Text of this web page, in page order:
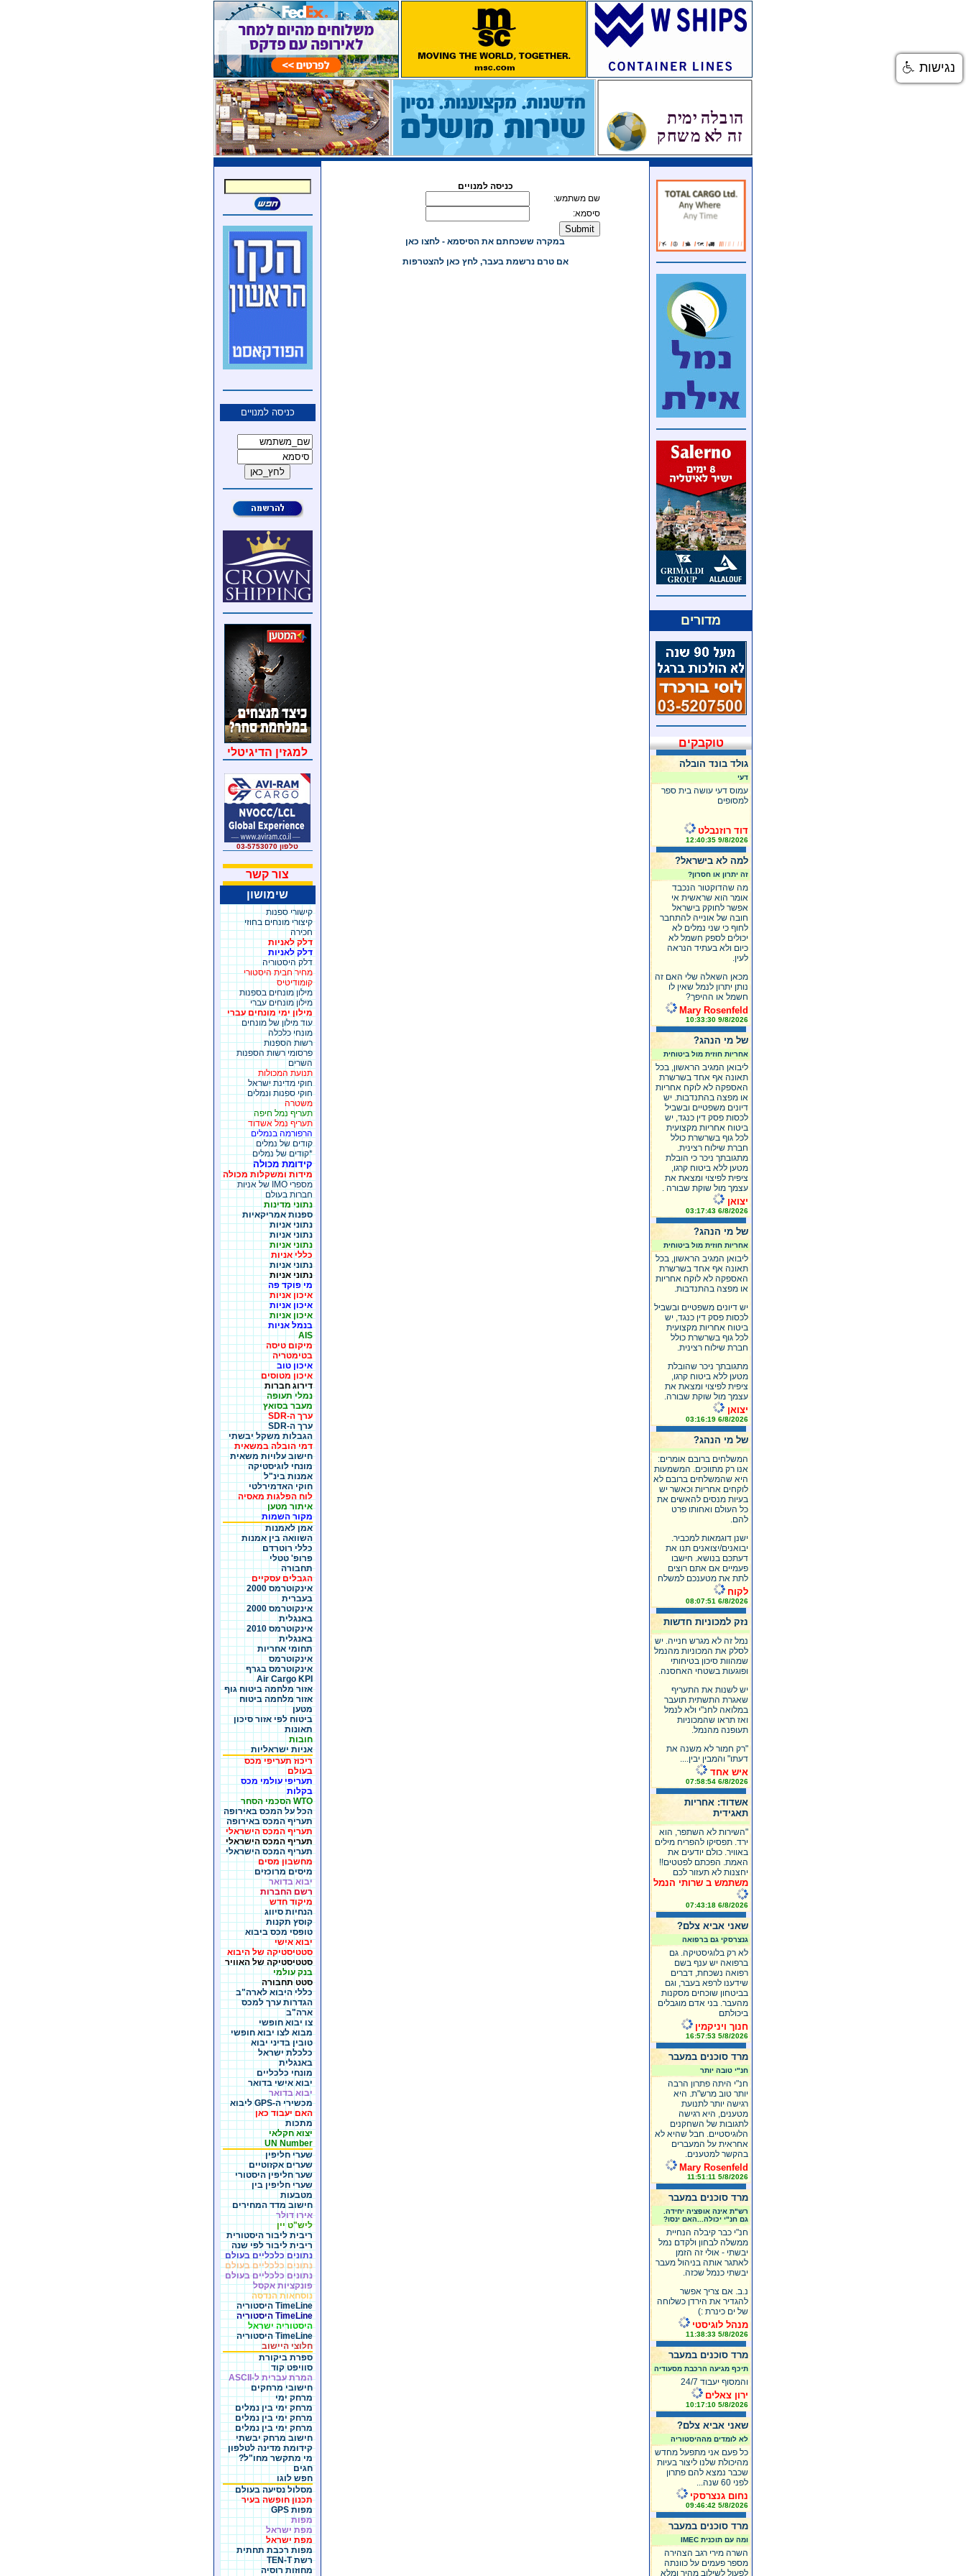
מדורים
טוקבקים
גולד בונד הובלה
דעי
עמוס דעי עושה בית ספר
למסופים
דוד רוזנבלט
9/8/2026 12:40:35
למה לא בישראל?
זה יתרון או חסרון?
מה שהדוקטור הנכבד
אומר הוא שראשית אי
אפשר לחוקק בישראל
חובה של אונייה להתחבר
לחוף כי שני נמלים לא
יכולים לספק חשמל לא
כיום ולא בעתיד הנראה
לעין.
מכאן השאלה שלי האם זה
נותן יתרון לנמל שאין לו
חשמל או ההיפך?
Mary Rosenfeld
9/8/2026 10:33:30
של מי הנהג?
אחריות חוזית מול ביטוחית
ליבואן המגיב הראשון, בכל
תאונה אף אחד בשרשרת
האספקה לא לוקח אחריות
או מפצה בהתנדבות. יש
דיונים משפטיים ובשביל
לכסות פסק דין כנגד, יש
ביטוח אחריות מקצועית
לכל גוף בשרשרת כולל
חברת שילוח רצינית.
מתגובתך ניכר כי הובלת
מטען ללא ביטוח קרגו,
ציפית לפיצוי ומצאת את
עצמך מול שוקת שבורה .
יצואן
6/8/2026 03:17:43
של מי הנהג?
אחריות חוזית מול ביטוחית
ליבואן המגיב הראשון, בכל
תאונה אף אחד בשרשרת
האספקה לא לוקח אחריות
או מפצה בהתנדבות.
יש דיונים משפטיים ובשביל
לכסות פסק דין כנגד, יש
ביטוח אחריות מקצועית
לכל גוף בשרשרת כולל
חברת שילוח רצינית.
מתגובתך ניכר שהובלת
מטען ללא ביטוח קרגו,
ציפית לפיצוי ומצאת את
עצמך מול שוקת שבורה.
יצואן
6/8/2026 03:16:19
של מי הנהג?
המשלחים ברובם אומרים:
אנו רק מתווכים. המשמעות
היא שהמשלחים ברובם לא
לוקחים אחריות וכאשר יש
בעיות מנסים להאשים את
כל העולם ואחותו פרט
להם.
ישנן דוגמאות למכביר.
יבואנים/יצואנים תנו את
דעתכם בנושא. חישבו
פעמיים אם אתם רוצים
לתת את מטענכם למשלח
לקוח
6/8/2026 08:07:51
נזק למכוניות חדשות
נמל זה לא מגרש חנייה. יש
לסלק את המכוניות מהנמל
שמהוות סיכון בטיחותי
ופוגעות בשטחי האחסנה.
יש לשנות את התעריף
שאגרת התשתית תועבר
במלואה לחנ"י ולא לנמל
ואז תראו שהמכוניות
תעופנה מהנמל.
"רק חמור לא משנה את
דעתו" והמבין יבין....
איש אחד
6/8/2026 07:58:54
אשדוד: אחריות
תאגידית
"השירות לא השתפר, הוא
ירד. תפסיקו להפריח מילים
באוויר. כולם יודעים את
האמת. הפכתם לפטטים!!
יחצנות לא תעזור לכם
משתמש ב שרותי הנמל
6/8/2026 07:43:18
שאני אביא צלם?
גנצרסקי גם ברפואה
לא רק בלוגיסטיקה. גם
ברפואה יש ענף בשם
רפואה נשכחת, דברים
שידענו לרפא בעבר, וגם
בביטחון שוכחים מסקנות
מהעבר. בני אדם מוגבלים
ביכולתם
חנוך ויניקמין
5/8/2026 16:57:53
מרד סוכנים במעבר
חנ"י טובה יותר
חנ"י היתה פתרון הרבה
יותר טוב מרש"ת. היא
רגישה יותר לתנועת
מטענים, היא רגישה
לתגובות של השחקנים
הלוגיסטיים. חבל שהיא לא
אחראית על המעברים
בהקשר למטענים.
Mary Rosenfeld
5/8/2026 11:51:11
מרד סוכנים במעבר
רש"ת אינה אופציה יחידה.
גם חנ"י יכולה...האם ינסו?
חנ"י כבר קיבלה הנחיית
ממשלה לבחון ולקדם נמל
יבשתי - אולי זה הזמן
לאתגר אותה בניהול מעבר
יבשתי כנמל שכזה.
נ.ב. אם צריך אפשר
להגדיר את הירדן כשלוחה
של ים כינרת :)
מנהל לוגיסטי
5/8/2026 11:38:33
מרד סוכנים במעבר
תיכף מגיעה הרכבת מסעודיה
והמסוף יעבוד 24/7
ירון צאלים
5/8/2026 10:17:10
שאני אביא צלם?
לא לומדים מההיסטוריה
כל פעם אני מתפעל מחדש
מהיכולת שלנו ליצור בעיות
שכבר נמצא להם פתרון
לפני 60 שנה...
נחום גנצרסקי
5/8/2026 09:46:42
מרד סוכנים במעבר
ומה עם תוכנית IMEC
השרה מירי רגב הצהירה
מספר פעמים על כוונתה
לפעול לשילוב מהיר ומלא
כניסה למנויים
שם משתמש:
סיסמא:
במקרה ששכחתם את הסיסמא - לחצו כאן
אם טרם נרשמת בעבר, לחץ כאן להצטרפות
כניסה למנויים
למגזין הדיגיטלי
טלפון 03-5753070
צור קשר
שימושון
קישורי ספנות
קיצורי מונחים בחוזי
חכירה
דלק לאניות
דלק לאניות
דלק היסטוריה
מחיר חבית היסטורי
קומודיטיס
מילון מונחים בספנות
מילון מונחים עברי
מילון ימי מונחים עברי
עוד מילון של מונחים
מונחי כלכלה
רשות הספנות
פרסומי רשות הספנות
השרים
תנועת המכולות
חוקי מדינת ישראל
חוקי ספנות ונמלים
משטרה
תעריף נמל חיפה
תעריף נמל אשדוד
הרפורמה בנמלים
קודים של נמלים
*קודים של נמלים
קידומת מכולה
מידות ומשקלות מכולה
מספרי IMO של אניות
חברות בעולם
נתוני מדינות
ספנות אמריקאיות
נתוני אניות
נתוני אניות
נתוני אניות
כללי אניות
נתוני אניות
נתוני אניות
מי פוקד פה
איכון אניות
איכון אניות
איכון אניות
בנמל אניות
AIS
מיקום טיסה
בטימטריה
איכון טוב
איכון מטוסים
דירוג חברות
נמלי תעופה
מעבר בסואץ
ערך ה-SDR
ערך ה-SDR
הגבלות משקל יבשתי
דמי הובלה במשאית
חישוב עלויות משאית
מונחי לוגיסטיקה
אמנות בינ"ל
חוקי האדמירלטי
לוח הפלגות מאסיה
איתור מטען
מקור השמות
אמן לאמנות
השוואה בין אמנות
כללי רוטרדם
פרופ' טטלי
תחבורה
הגבלים עסקיים
אינקוטרמס 2000
בעברית
אינקוטרמס 2000
באנגלית
אינקוטרמס 2010
באנגלית
תחומי אחריות
אינקוטרמס
אינקוטרמס בגרף
Air Cargo KPI
אזור מלחמה ביטוח גוף
אזור מלחמה ביטוח
מטען
ביטוח לפי אזור סיכון
תאונות
חובות
אניות ישראליות
ריכוז תעריפי מכס
בעולם
תעריפי עולמי מכס
בקלות
WTO הסכמי הסחר
הכל על המכס באירופה
תעריף המכס באירופה
תעריף המכס הישראלי
תעריף המכס הישראלי
תעריף המכס הישראלי
מחשבון מסים
מיסים מרוכזים
יבוא בדואר
רשם החברות
מיקוד חדש
הנחיות סיווג
קוסץ תקנות
טופסי מכס ביבוא
יבוא אישי
סטטיסטיקה של היבוא
סטטיסטיקה של האוויר
בנק עולמי
סטט תחבורה
כללי היבוא לארה"ב
הגדרות ערך למכס
ארה"ב
צו יבוא חופשי
מבוא לצו יבוא חופשי
טובין בדיני יבוא
כלכלת ישראל
באנגלית
מונחי כלכליים
יבוא אישי בדואר
יבוא בדואר
מכשירי ה-GPS ליבוא
האם יעבוד כאן
מתכות
יצוא חקלאי
UN Number
שערי חליפין
שערים אקזוטיים
שער חליפין היסטורי
שערי חליפין בין
מטבעות
חישוב מדד המחירים
אירו דולר
ליש"ט יין
ריבית ליבור היסטורית
ריבית ליבור לפי שנה
נתונים כלכליים בעולם
נתונים כלכליים בעולם
נתונים כלכליים בעולם
פונקציות אקסל
נוסחאות הנדסה
TimeLine היסטוריה
TimeLine היסטוריה
היסטוריה ישראל
TimeLine היסטוריה
חלוצי היישוב
ספרת ביקורת
סוויפט קוד
המרת עברית ל-ASCII
חישובי מרחקים
מרחק ימי
מרחק ימי בין נמלים
מרחק ימי בין נמלים
מרחק ימי בין נמלים
חישוב מרחק יבשתי
קידומת מדינה לטלפון
מי מתקשר מחו"ל?
חגים
חפש לוגו
מסלול נסיעה בעולם
תכנון חופשה בעיר
מפות GPS
מפות
מפת ישראל
מפת ישראל
מפות רכבת תחתית
רשת TEN-T
מחוזות רוסיה
נגישות